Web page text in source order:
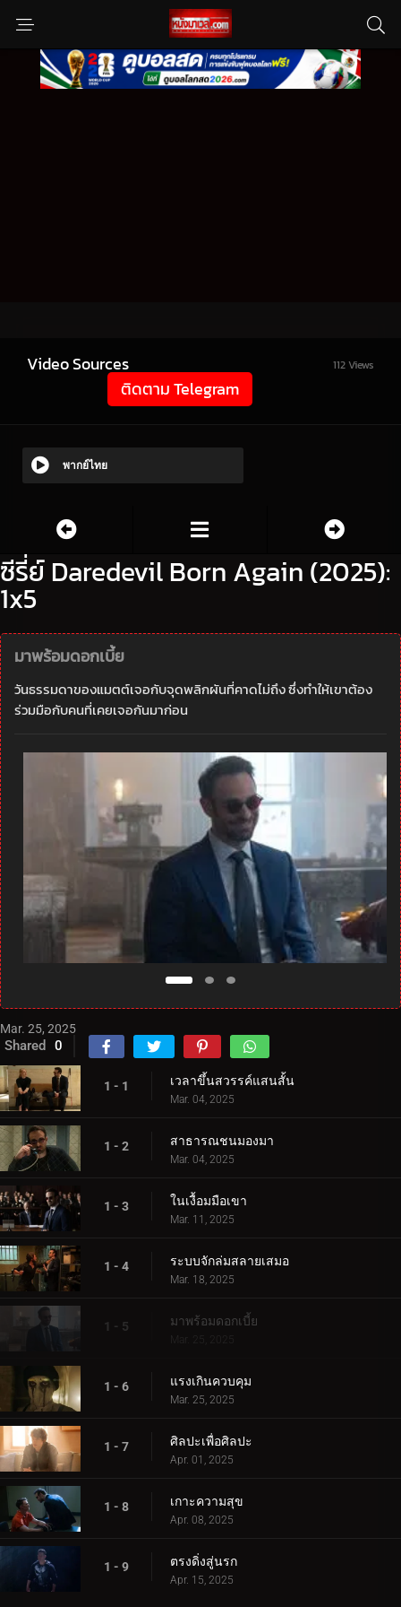
Video Sources 112 Views
ติดตาม Telegram
พากย์ไทย
ซีรี่ย์ Daredevil Born Again (2025):
1x5
มาพร้อมดอกเบี้ย
วันธรรมดาของแมตต์เจอกับจุดพลิกผันที่คาดไม่ถึง ซึ่งทำให้เขาต้อง
ร่วมมือกับคนที่เคยเจอกันมาก่อน
Mar. 25, 2025
Shared 0
1 - 1 เวลาขึ้นสวรรค์แสนสั้น
Mar. 04, 2025
1 - 2 สาธารณชนมองมา
Mar. 04, 2025
1 - 3 ในเงื้อมมือเขา
Mar. 11, 2025
1 - 4 ระบบจักล่มสลายเสมอ
Mar. 18, 2025
1 - 5 มาพร้อมดอกเบี้ย
Mar. 25, 2025
1 - 6 แรงเกินควบคุม
Mar. 25, 2025
1 - 7 ศิลปะเพื่อศิลปะ
Apr. 01, 2025
1 - 8 เกาะความสุข
Apr. 08, 2025
1 - 9 ตรงดิ่งสู่นรก
Apr. 15, 2025